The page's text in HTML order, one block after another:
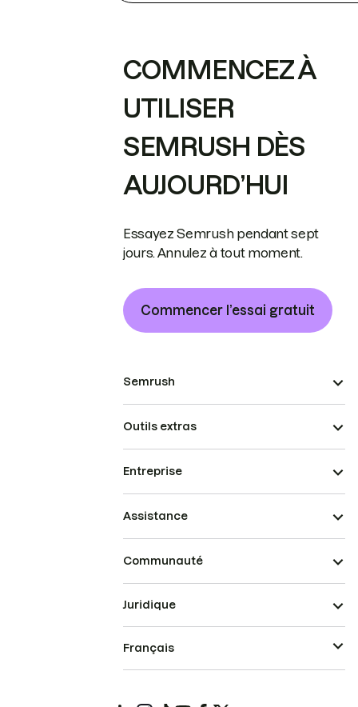
COMMENCEZ À
UTILISER
SEMRUSH DÈS
AUJOURD’HUI
Essayez Semrush pendant sept
jours. Annulez à tout moment.
Commencer l’essai gratuit
Semrush
Outils extras
Entreprise
Assistance
Communauté
Juridique
Français